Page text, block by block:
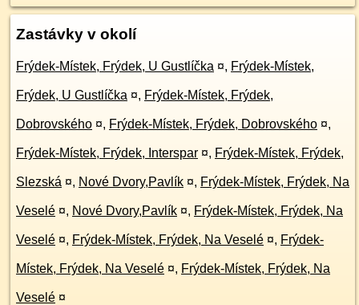
Zastávky v okolí
Frýdek-Místek, Frýdek, U Gustlíčka ¤, Frýdek-Místek,
Frýdek, U Gustlíčka ¤, Frýdek-Místek, Frýdek,
Dobrovského ¤, Frýdek-Místek, Frýdek, Dobrovského ¤,
Frýdek-Místek, Frýdek, Interspar ¤, Frýdek-Místek, Frýdek,
Slezská ¤, Nové Dvory,Pavlík ¤, Frýdek-Místek, Frýdek, Na
Veselé ¤, Nové Dvory,Pavlík ¤, Frýdek-Místek, Frýdek, Na
Veselé ¤, Frýdek-Místek, Frýdek, Na Veselé ¤, Frýdek-
Místek, Frýdek, Na Veselé ¤, Frýdek-Místek, Frýdek, Na
Veselé ¤